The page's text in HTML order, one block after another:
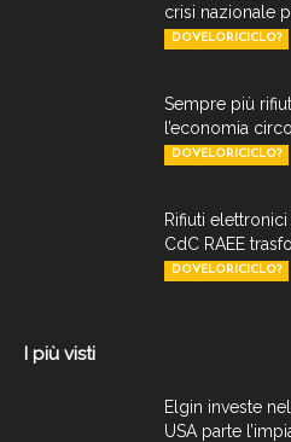
crisi nazionale
DOVELORICICLO?
Sempre più
l’economia
DOVELORICICLO?
Rifiuti
CdC RAEE
DOVELORICICLO?
I più visti
Elgin investe
USA parte